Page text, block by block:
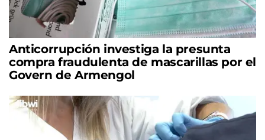
Anticorrupción investiga la presunta
compra fraudulenta de mascarillas por el
Govern de Armengol